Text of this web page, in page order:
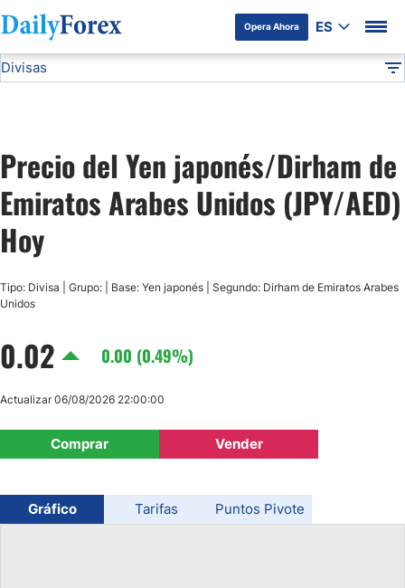
Opera Ahora ES
Divulgación del Anunciante
Divisas
USD/JPY
GBP/USD
USD/CHF
Precio del Yen japonés/Dirham de
Emiratos Arabes Unidos (JPY/AED)
Hoy
Tipo: Divisa | Grupo: | Base: Yen japonés | Segundo: Dirham de Emiratos Arabes
Unidos
0.02 0.00 (0.49%)
Comprar Vender
Actualizar 06/08/2026 22:00:00
Gráfico Tarifas Puntos Pivote